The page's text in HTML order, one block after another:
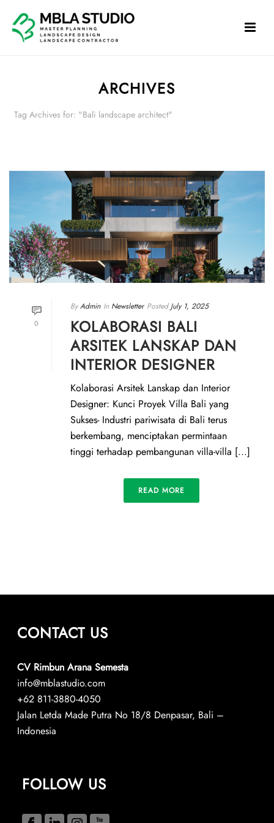
ARCHIVES
Tag Archives for: "Bali landscape architect"
0
By Admin In Newsletter Posted July 1, 2025
KOLABORASI BALI
ARSITEK LANSKAP DAN
INTERIOR DESIGNER
Kolaborasi Arsitek Lanskap dan Interior
Designer: Kunci Proyek Villa Bali yang
Sukses- Industri pariwisata di Bali terus
berkembang, menciptakan permintaan
tinggi terhadap pembangunan villa-villa [...]
READ MORE
CONTACT US
CV Rimbun Arana Semesta
info@mblastudio.com
+62 811-3880-4050
Jalan Letda Made Putra No 18/8 Denpasar, Bali –
Indonesia
FOLLOW US